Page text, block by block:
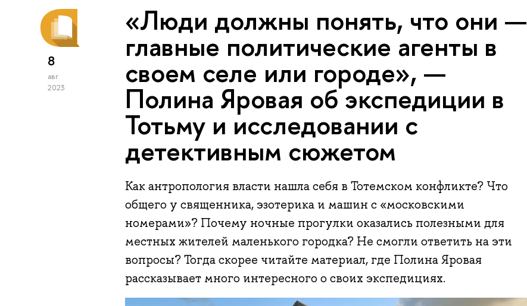
8
авг
2023
«Люди должны понять, что они —
главные политические агенты в
своем селе или городе», —
Полина Яровая об экспедиции в
Тотьму и исследовании с
детективным сюжетом
Как антропология власти нашла себя в Тотемском конфликте? Что
общего у священника, эзотерика и машин с «московскими
номерами»? Почему ночные прогулки оказались полезными для
местных жителей маленького городка? Не смогли ответить на эти
вопросы? Тогда скорее читайте материал, где Полина Яровая
рассказывает много интересного о своих экспедициях.